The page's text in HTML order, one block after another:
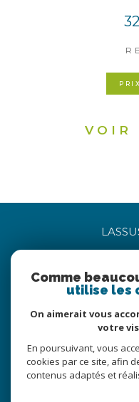
VOIR
5
Comme
utilise les
On aimerait vous
votre
En poursuivant, vous
cookies par ce site, afin
contenus adaptés et